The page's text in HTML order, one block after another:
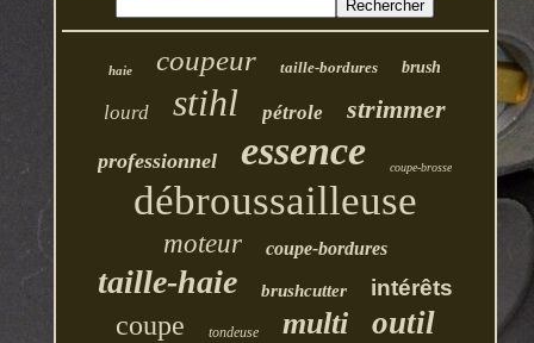
haie coupeur taille-bordures brush
lourd stihl pétrole strimmer
professionnel essence coupe-brosse
débroussailleuse
moteur coupe-bordures
taille-haie brushcutter intérêts
coupe tondeuse multi outil